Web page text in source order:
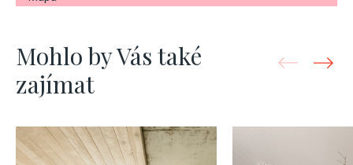
Mohlo by Vás také
zajímat